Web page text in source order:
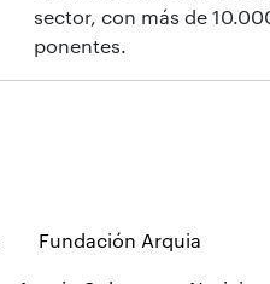
sector, con más de
ponentes.
Fundación Arquia